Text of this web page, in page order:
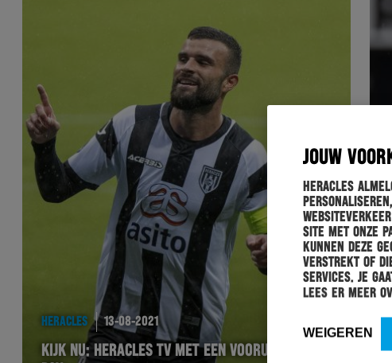
JOUW
Heracles
site met onze
kunnen deze
verstrekt of die
services. Je
Lees er meer
WEIGEREN
HERACLES 13-08-2021
KIJK NU: HERACLES TV MET EEN VOORUITBLIK OP